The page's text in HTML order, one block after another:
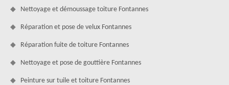
Nettoyage et démoussage toiture Fontannes
Réparation et pose de velux Fontannes
Réparation fuite de toiture Fontannes
Nettoyage et pose de gouttière Fontannes
Peinture sur tuile et toiture Fontannes